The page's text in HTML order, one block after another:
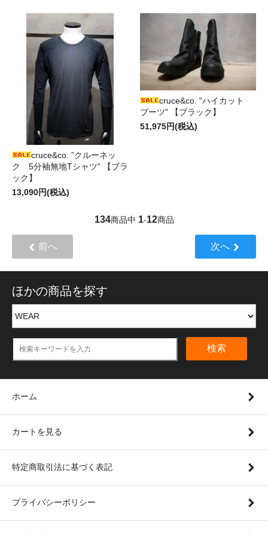
cruce&co. ”クルーネッ
ク 5分袖無地Tシャツ” 【ブラ
ック】
13,090円(税込)
cruce&co. "ハイカット
ブーツ" 【ブラック】
51,975円(税込)
134商品中 1-12商品
前へ 次へ
ほかの商品を探す
検索
ホーム
カートを見る
特定商取引法に基づく表記
プライバシーポリシー